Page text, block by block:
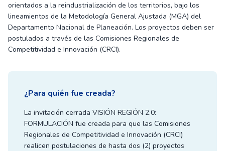
orientados a la reindustrialización de los territorios, bajo los
lineamientos de la Metodología General Ajustada (MGA) del
Departamento Nacional de Planeación. Los proyectos deben ser
postulados a través de las Comisiones Regionales de
Competitividad e Innovación (CRCI).
¿Para quién fue creada?
La invitación cerrada VISIÓN REGIÓN 2.0:
FORMULACIÓN fue creada para que las Comisiones
Regionales de Competitividad e Innovación (CRCI)
realicen postulaciones de hasta dos (2) proyectos